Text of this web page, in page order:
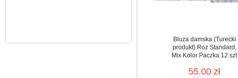
Bluza damska (Turecki
produkt) Roz Standard,
Mix Kolor Paczka 12 szt
55.00 zł